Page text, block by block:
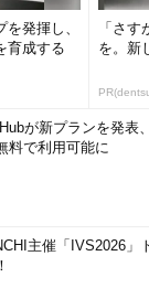
発揮し、
育成する
「さ
を。新
が新プランを発表
料で利用可能に
主催「IVS2026」